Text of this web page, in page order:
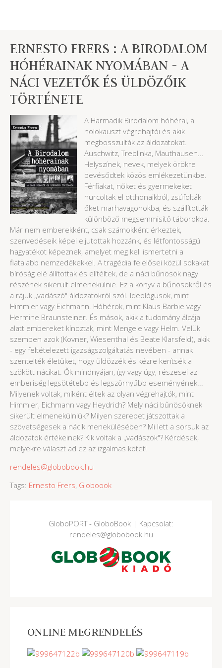
ERNESTO FRERS : A BIRODALOM
HÓHÉRAINAK NYOMÁBAN - A
NÁCI VEZETŐK ÉS ÜLDÖZŐIK
TÖRTÉNETE
A Harmadik Birodalom hóhérai, a
holokauszt végrehajtói és akik
megbosszulták az áldozatokat.
Auschwitz, Treblinka, Mauthausen...
Helyszínek, nevek, melyek örökre
bevésődtek közös emlékezetünkbe.
Férfiakat, nőket és gyermekeket
hurcoltak el otthonaikból, zsúfolták
őket marhavagonokba, és szállították
különböző megsemmisítő táborokba.
Már nem emberekként, csak számokként érkeztek,
szenvedéseik képei eljutottak hozzánk, és létfontosságú
hagyatékot képeznek, amelyet meg kell ismertetni a
fiatalabb nemzedékekkel. A tragédia felelősei közül sokakat
bíróság elé állítottak és elítéltek, de a náci bűnösök nagy
részének sikerült elmenekülnie. Ez a könyv a bűnösökről és
a rájuk ,,vadászó" áldozatokról szól. Ideológusok, mint
Himmler vagy Eichmann. Hóhérok, mint Klaus Barbie vagy
Hermine Braunsteiner. És mások, akik a tudomány álcája
alatt embereket kínoztak, mint Mengele vagy Helm. Velük
szemben azok (Kovner, Wiesenthal és Beate Klarsfeld), akik
- egy feltételezett igazságszolgáltatás nevében - annak
szentelték életüket, hogy üldözzék és kézre kerítsék a
szökött nácikat. Ők mindnyájan, így vagy úgy, részesei az
emberiség legsötétebb és legszörnyűbb eseményének...
Milyenek voltak, miként éltek az olyan végrehajtók, mint
Himmler, Eichmann vagy Heydrich? Mely náci bűnösöknek
sikerült elmenekülniük? Milyen szerepet játszottak a
szövetségesek a nácik menekülésében? Mi lett a sorsuk az
áldozatok értékeinek? Kik voltak a ,,vadászok"? Kérdések,
melyekre választ ad ez az izgalmas kötet!
rendeles@globobook.hu
Tags: Ernesto Frers, Globoook
GloboPORT - GloboBook | Kapcsolat:
rendeles@globobook.hu
ONLINE MEGRENDELÉS